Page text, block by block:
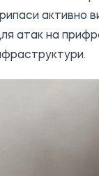
активно
атак на